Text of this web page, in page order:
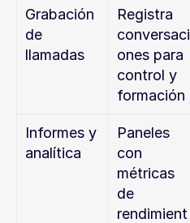
Grabación
de
llamadas
Registra
conversaci
ones para
control y
formación
Informes y
analítica
Paneles
con
métricas
de
rendimient